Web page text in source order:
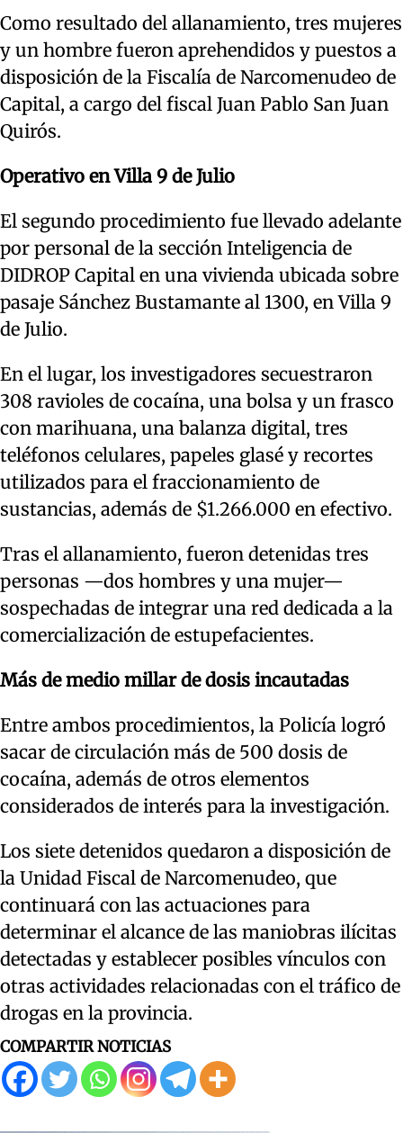
Como resultado del allanamiento, tres mujeres
y un hombre fueron aprehendidos y puestos a
disposición de la Fiscalía de Narcomenudeo de
Capital, a cargo del fiscal Juan Pablo San Juan
Quirós.
Operativo en Villa 9 de Julio
El segundo procedimiento fue llevado adelante
por personal de la sección Inteligencia de
DIDROP Capital en una vivienda ubicada sobre
pasaje Sánchez Bustamante al 1300, en Villa 9
de Julio.
En el lugar, los investigadores secuestraron
308 ravioles de cocaína, una bolsa y un frasco
con marihuana, una balanza digital, tres
teléfonos celulares, papeles glasé y recortes
utilizados para el fraccionamiento de
sustancias, además de $1.266.000 en efectivo.
Tras el allanamiento, fueron detenidas tres
personas —dos hombres y una mujer—
sospechadas de integrar una red dedicada a la
comercialización de estupefacientes.
Más de medio millar de dosis incautadas
Entre ambos procedimientos, la Policía logró
sacar de circulación más de 500 dosis de
cocaína, además de otros elementos
considerados de interés para la investigación.
Los siete detenidos quedaron a disposición de
la Unidad Fiscal de Narcomenudeo, que
continuará con las actuaciones para
determinar el alcance de las maniobras ilícitas
detectadas y establecer posibles vínculos con
otras actividades relacionadas con el tráfico de
drogas en la provincia.
COMPARTIR NOTICIAS